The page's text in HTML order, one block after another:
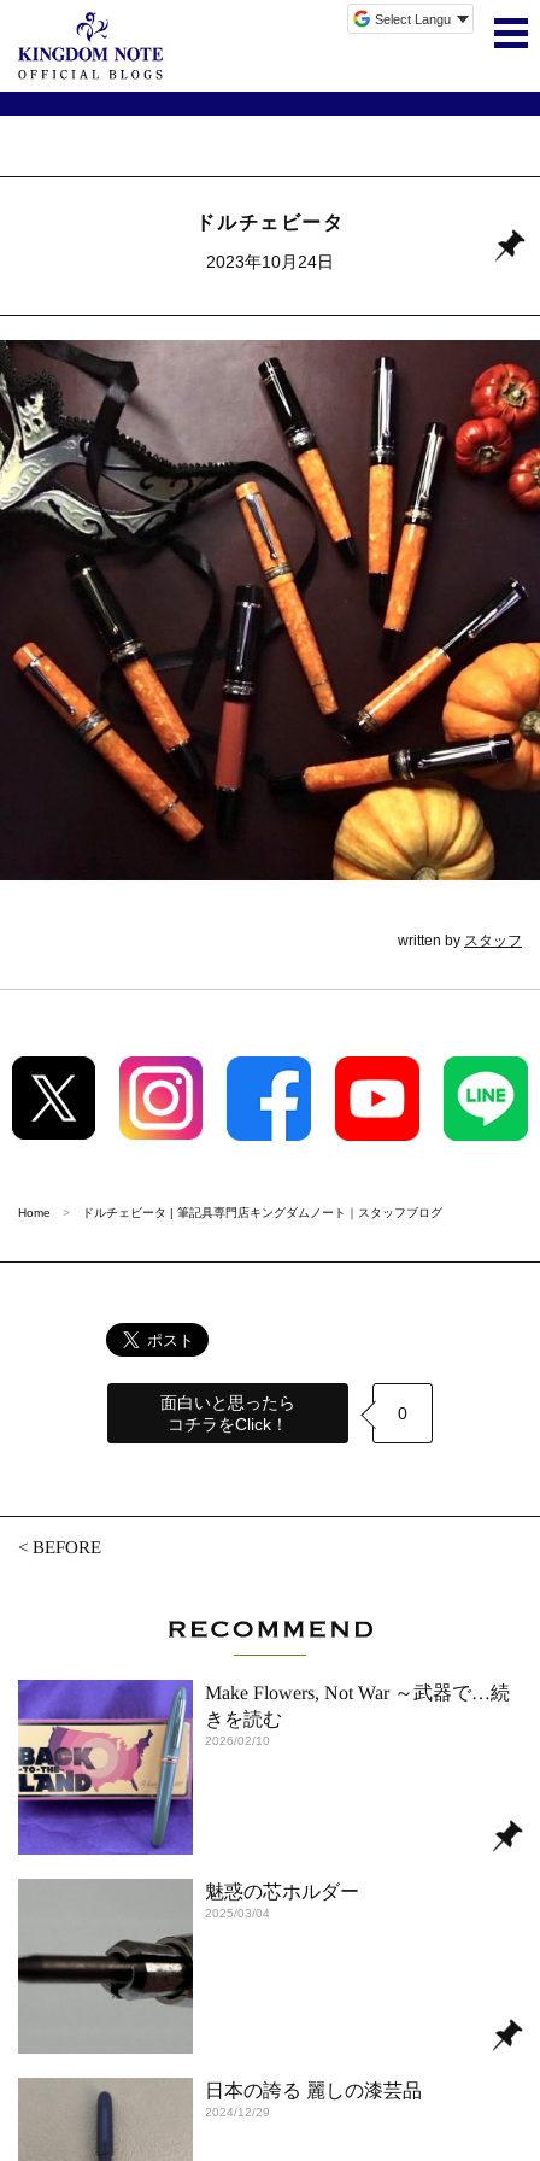
ドルチェビータ
2023年10月24日
written by スタッフ
Home ドルチェビータ | 筆記具専門店キングダムノート｜スタッフブログ
面白いと思ったら
コチラをClick！
0
<BEFORE
Make Flowers, Not War ～武器で…続
きを読む
2026/02/10
魅惑の芯ホルダー
2025/03/04
日本の誇る 麗しの漆芸品
2024/12/29